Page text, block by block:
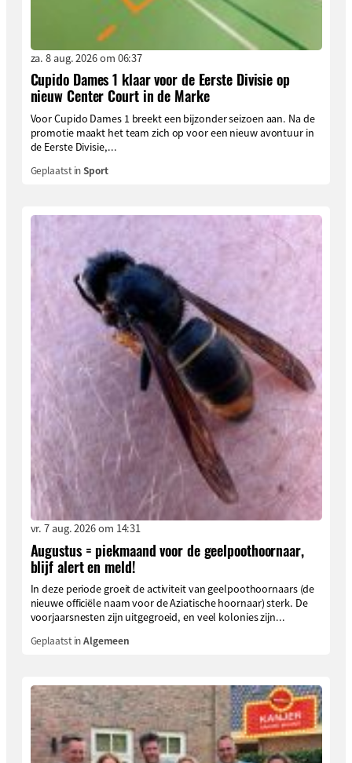
za. 8 aug. 2026 om 06:37
Cupido Dames 1 klaar voor de Eerste Divisie op
nieuw Center Court in de Marke
Voor Cupido Dames 1 breekt een bijzonder seizoen aan. Na de
promotie maakt het team zich op voor een nieuw avontuur in
de Eerste Divisie,...
Geplaatst inSport
vr. 7 aug. 2026 om 14:31
Augustus = piekmaand voor de geelpoothoornaar,
blijf alert en meld!
In deze periode groeit de activiteit van geelpoothoornaars (de
nieuwe officiële naam voor de Aziatische hoornaar) sterk. De
voorjaarsnesten zijn uitgegroeid, en veel kolonies zijn...
Geplaatst inAlgemeen